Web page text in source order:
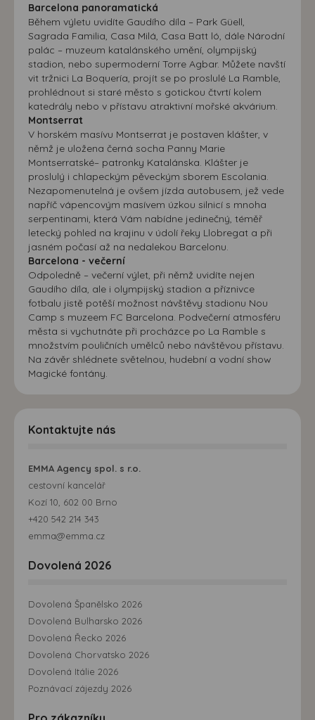
Barcelona panoramatická
Během výletu uvidíte Gaudího díla – Park Güell,
Sagrada Familia, Casa Milá, Casa Batt ló, dále Národní
palác – muzeum katalánského umění, olympijský
stadion, nebo supermoderní Torre Agbar. Můžete navští
vit tržnici La Boquería, projít se po proslulé La Ramble,
prohlédnout si staré město s gotickou čtvrtí kolem
katedrály nebo v přístavu atraktivní mořské akvárium.
Montserrat
V horském masívu Montserrat je postaven klášter, v
němž je uložena černá socha Panny Marie
Montserratské– patronky Katalánska. Klášter je
proslulý i chlapeckým pěveckým sborem Escolania.
Nezapomenutelná je ovšem jízda autobusem, jež vede
napříč vápencovým masívem úzkou silnicí s mnoha
serpentinami, která Vám nabídne jedinečný, téměř
letecký pohled na krajinu v údolí řeky Llobregat a při
jasném počasí až na nedalekou Barcelonu.
Barcelona - večerní
Odpoledně – večerní výlet, při němž uvidíte nejen
Gaudího díla, ale i olympijský stadion a příznivce
fotbalu jistě potěší možnost návštěvy stadionu Nou
Camp s muzeem FC Barcelona. Podvečerní atmosféru
města si vychutnáte při procházce po La Ramble s
množstvím pouličních umělců nebo návštěvou přístavu.
Na závěr shlédnete světelnou, hudební a vodní show
Magické fontány.
Kontaktujte nás
EMMA Agency spol. s r.o.
cestovní kancelář
Kozí 10, 602 00 Brno
+420 542 214 343
emma@emma.cz
Dovolená 2026
Dovolená Španělsko 2026
Dovolená Bulharsko 2026
Dovolená Řecko 2026
Dovolená Chorvatsko 2026
Dovolená Itálie 2026
Poznávací zájezdy 2026